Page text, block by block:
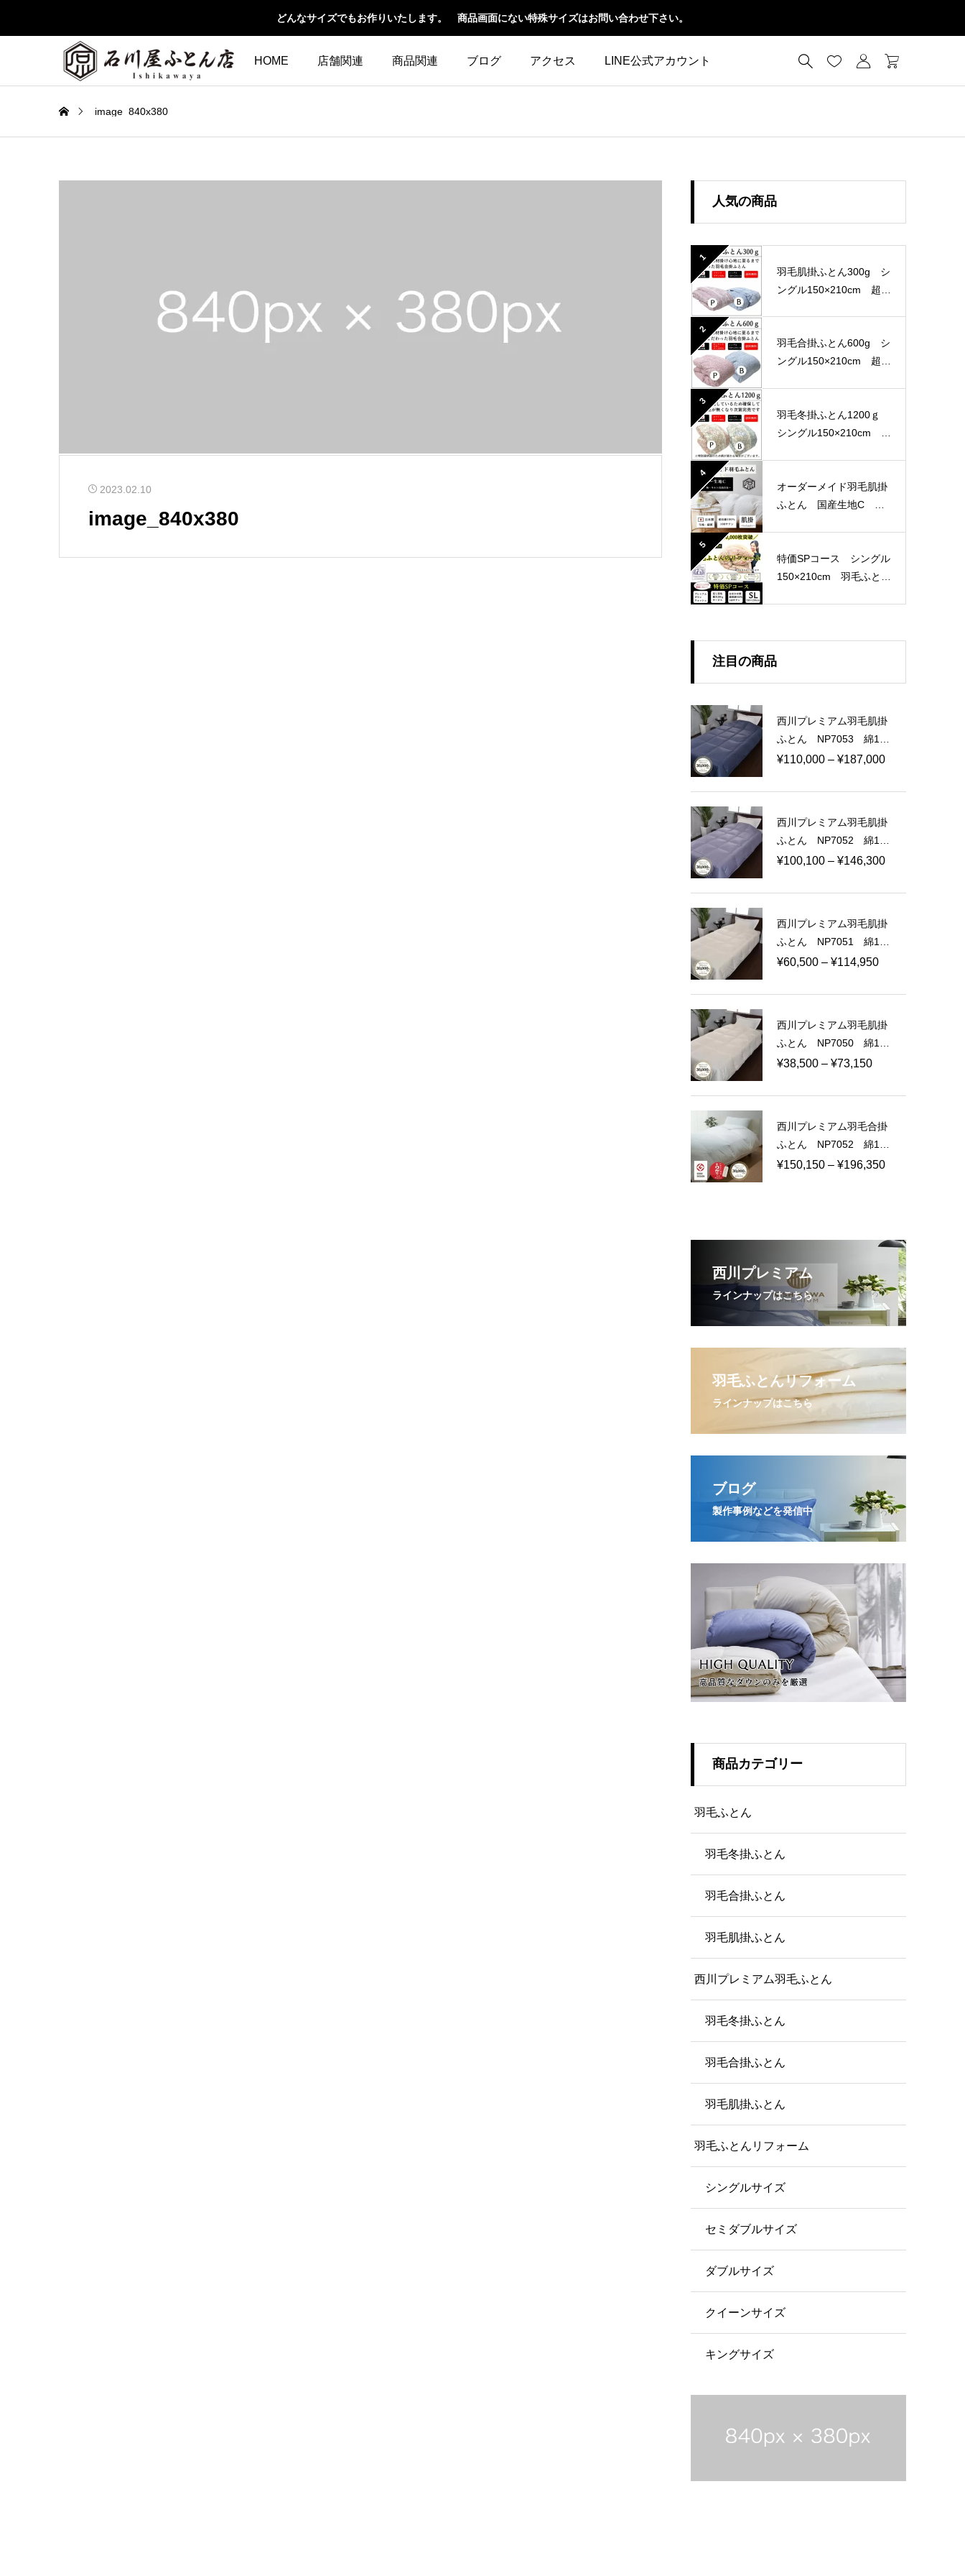
どんなサイズでもお作りいたします。 商品画面にない特殊サイズはお問い合わせ下さい。
HOME 店舗関連 商品関連 ブログ アクセス LINE公式アカウント    
image_840x380
2023.02.10
image_840x380
人気の商品
1
羽毛肌掛ふとん300g シ
ングル150×210cm 超長
2
羽毛合掛ふとん600g シ
ングル150×210cm 超長
3
羽毛冬掛ふとん1200ｇ
シングル150×210cm 軽
4
オーダーメイド羽毛肌掛
ふとん 国産生地C 選
5
特価SPコース シングル
150×210cm 羽毛ふとん
注目の商品
西川プレミアム羽毛肌掛
ふとん NP7053 綿10
0％ 100ラムコサテン
¥110,000 – ¥187,000価
帯:
–
西川プレミアム羽毛肌掛
ふとん NP7052 綿10
0％ 80ラムコサテン
¥100,100 – ¥146,300価
帯:
–
西川プレミアム羽毛肌掛
ふとん NP7051 綿10
0％ 60ラムコサテン
¥60,500 – ¥114,950価
帯:
–
西川プレミアム羽毛肌掛
ふとん NP7050 綿10
0％ 60サテン 日本製
¥38,500 – ¥73,150価
帯:
–
西川プレミアム羽毛合掛
ふとん NP7052 綿10
0％ 80ラムコサテン
¥150,150 – ¥196,350価
¥196,350
西川プレミアム
ラインナップはこちら
羽毛ふとんリフォーム
ラインナップはこちら
ブログ
製作事例などを発信中
商品カテゴリー
羽毛ふとん
羽毛冬掛ふとん
羽毛合掛ふとん
羽毛肌掛ふとん
西川プレミアム羽毛ふとん
羽毛冬掛ふとん
羽毛合掛ふとん
羽毛肌掛ふとん
羽毛ふとんリフォーム
シングルサイズ
セミダブルサイズ
ダブルサイズ
クイーンサイズ
キングサイズ